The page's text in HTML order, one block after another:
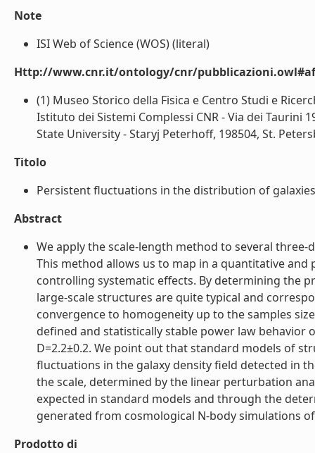
Note
ISI Web of Science (WOS) (literal)
Http://www.cnr.it/ontology/cnr/
(1) Museo Storico della Fisica e Centro Studi e
Istituto dei Sistemi Complessi CNR - Via dei Taurini
State University - Staryj Peterhoff, 198504, St.
Titolo
Persistent fluctuations in the distribution of
Abstract
We apply the scale-length method to several three-
This method allows us to map in a quantitative
controlling systematic effects. By determining the
large-scale structures are quite typical and
convergence to homogeneity up to the samples
defined and statistically stable power law
D=2.2±0.2. We point out that standard models of
fluctuations in the galaxy density field detected in
the scale, determined by the linear perturbation
expected in standard models and through the
generated from cosmological N-body simulations
Prodotto di